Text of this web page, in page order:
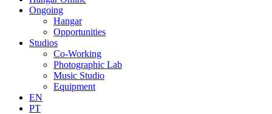
Ongoing
Hangar
Opportunities
Studios
Co-Working
Photographic Lab
Music Studio
Equipment
EN
PT